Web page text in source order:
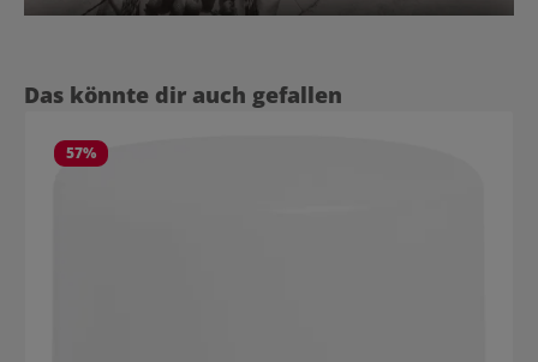
Produktgalerie überspringen
Das könnte dir auch gefallen
57%